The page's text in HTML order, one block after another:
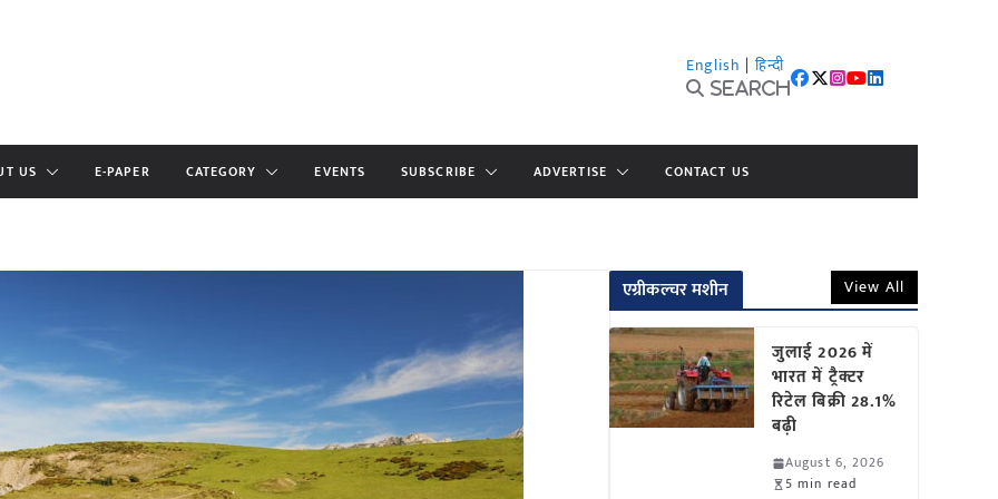
English | हिन्दी
Search
US E-PAPER CATEGORY EVENTS SUBSCRIBE ADVERTISE CONTACT US
एग्रीकल्चर मशीन View All
जुलाई 2026 में
भारत में ट्रैक्टर
रिटेल बिक्री 28.1%
बढ़ी
August 6, 2026
5 min read